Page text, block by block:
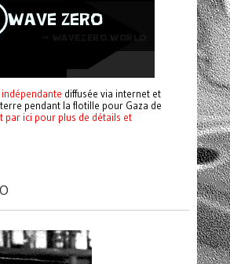
diffusée via internet et
pendant la flotille pour Gaza de
par ici pour plus de détails et